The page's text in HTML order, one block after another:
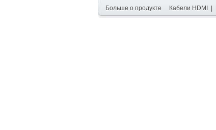
Больше о продукте Кабели HDMI